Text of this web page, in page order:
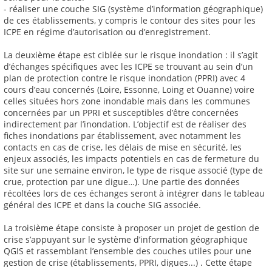
- réaliser une couche SIG (système d’information géographique)
de ces établissements, y compris le contour des sites pour les
ICPE en régime d’autorisation ou d’enregistrement.
La deuxième étape est ciblée sur le risque inondation : il s’agit
d’échanges spécifiques avec les ICPE se trouvant au sein d’un
plan de protection contre le risque inondation (PPRI) avec 4
cours d’eau concernés (Loire, Essonne, Loing et Ouanne) voire
celles situées hors zone inondable mais dans les communes
concernées par un PPRI et susceptibles d’être concernées
indirectement par l’inondation. L’objectif est de réaliser des
fiches inondations par établissement, avec notamment les
contacts en cas de crise, les délais de mise en sécurité, les
enjeux associés, les impacts potentiels en cas de fermeture du
site sur une semaine environ, le type de risque associé (type de
crue, protection par une digue…). Une partie des données
récoltées lors de ces échanges seront à intégrer dans le tableau
général des ICPE et dans la couche SIG associée.
La troisième étape consiste à proposer un projet de gestion de
crise s’appuyant sur le système d’information géographique
QGIS et rassemblant l’ensemble des couches utiles pour une
gestion de crise (établissements, PPRI, digues...) . Cette étape